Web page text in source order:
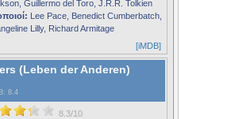
Guillermo del Toro, J.R.R. Tolkien
Lee Pace, Benedict Cumberbatch,
Lilly, Richard Armitage
[iMDB]
(Leben der Anderen)
: 8.4
8.3/10